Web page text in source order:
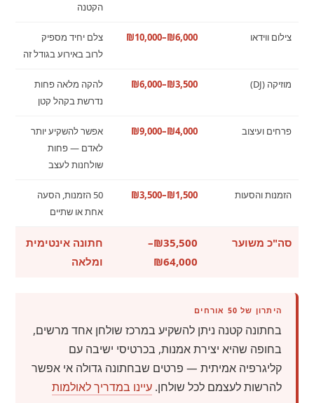
הקטנה
צילום ווידאו ₪6,000–₪10,000
צלם יחיד מספיק
לרוב באירוע בגודל זה
מוזיקה (DJ) ₪3,500–₪6,000
להקה מלאה פחות
נדרשת בקהל קטן
פרחים ועיצוב ₪4,000–₪9,000
אפשר להשקיע יותר
לאדם — פחות
שולחנות לעצב
הזמנות והסעות ₪1,500–₪3,500
50 הזמנות, הסעה
אחת או שתיים
סה"כ משוער
₪35,500–
₪64,000
חתונה אינטימית
ומלאה
היתרון של 50 אורחים
בחתונה קטנה ניתן להשקיע במרכז שולחן אחד מרשים,
בחופה שהיא יצירת אמנות, בכרטיסי ישיבה עם
קליגרפיה אמיתית — פרטים שבחתונה גדולה אי אפשר
להרשות לעצמם לכל שולחן.עיינו במדריך לאולמות